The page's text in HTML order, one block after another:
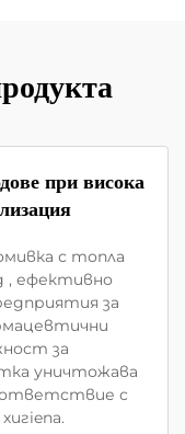
при висока
с топла
, ефективно
за
за
уничтожава
с